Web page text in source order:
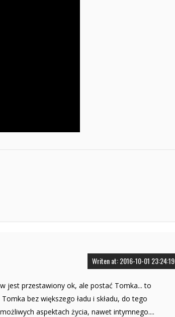
Writen at: 2016-10-01 23:24:19
jest przestawiony ok, ale postać Tomka... to
bez większego ładu i składu, do tego
aspektach życia, nawet intymnego....